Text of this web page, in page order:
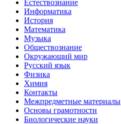
Естествознание
Информатика
История
Математика
Музыка
Обществознание
Окружающий мир
Русский язык
Физика
Химия
Контакты
Межпредметные материалы
Основы грамотности
Биологические науки